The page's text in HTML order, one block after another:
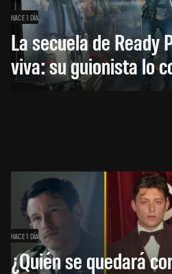
HACE 1 DÍA
La secuela de Ready
viva: su guionista lo
HACE 1 DÍA
¿Quién se quedará